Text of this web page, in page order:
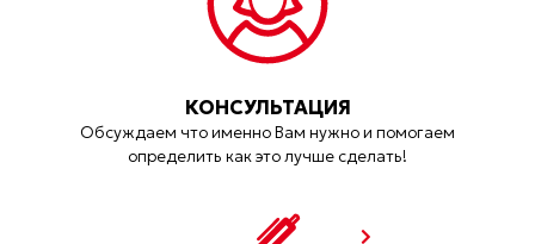
КОНСУЛЬТАЦИЯ
Обсуждаем что именно Вам нужно и помогаем
определить как это лучше сделать!